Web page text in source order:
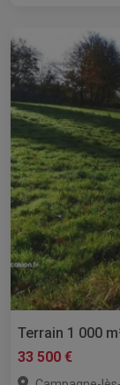
Terrain 1 000
33 500 €